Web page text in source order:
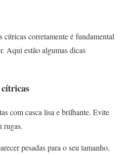
cítricas corretamente é fundamental
Aqui estão algumas dicas
com casca lisa e brilhante. Evite
rugas.
pesadas para o seu tamanho,